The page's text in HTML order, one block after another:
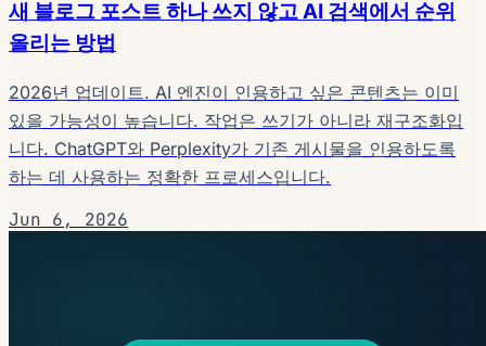
새 블로그 포스트 하나 쓰지 않고 AI 검색에서 순위
올리는 방법
2026년 업데이트. AI 엔진이 인용하고 싶은 콘텐츠는 이미
있을 가능성이 높습니다. 작업은 쓰기가 아니라 재구조화입
니다. ChatGPT와 Perplexity가 기존 게시물을 인용하도록
하는 데 사용하는 정확한 프로세스입니다.
Jun 6, 2026